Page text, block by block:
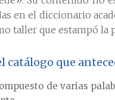
en el diccionario
taller que estampó la
de varias
catálogo que